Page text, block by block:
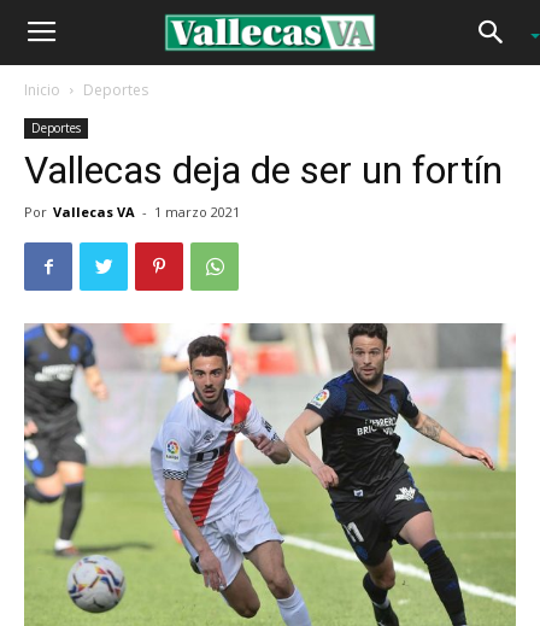
Inicio Deportes
Deportes
Vallecas deja de ser un fortín
Por Vallecas VA - 1 marzo 2021